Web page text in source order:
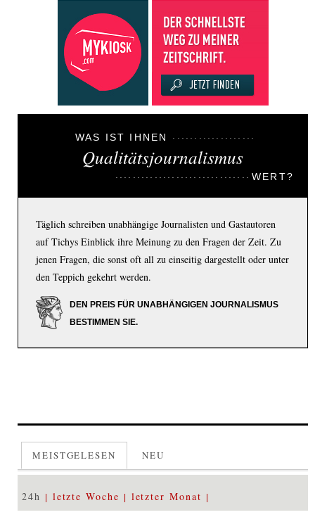
WAS IST IHNEN
Qualitätsjournalismus
WERT?
Täglich schreiben unabhängige Journalisten und Gastautoren
auf Tichys Einblick ihre Meinung zu den Fragen der Zeit. Zu
jenen Fragen, die sonst oft all zu einseitig dargestellt oder unter
den Teppich gekehrt werden.
DEN PREIS FÜR UNABHÄNGIGEN JOURNALISMUS
BESTIMMEN SIE.
MEISTGELESEN NEU
24h letzte Woche letzter Monat